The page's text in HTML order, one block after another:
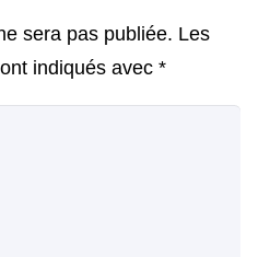
sera pas publiée. Les
indiqués avec *